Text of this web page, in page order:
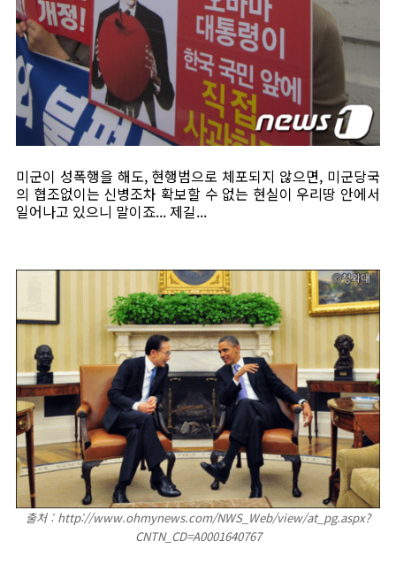
미군이 성폭행을 해도, 현행범으로 체포되지 않으면, 미군당국
의 협조없이는 신병조차 확보할 수 없는 현실이 우리땅 안에서
일어나고 있으니 말이죠... 제길...
출처 : http://www.ohmynews.com/NWS_Web/view/at_pg.aspx?
CNTN_CD=A0001640767